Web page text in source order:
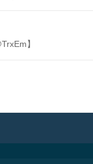
】